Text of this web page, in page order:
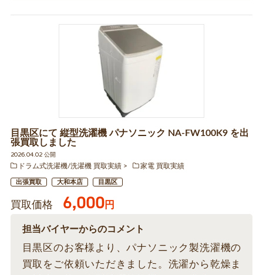
目黒区にて 縦型洗濯機 パナソニック NA-FW100K9 を出
張買取しました
2026.04.02 公開
ドラム式洗濯機/洗濯機 買取実績
家電 買取実績
出張買取 大和本店 目黒区
買取価格 6,000円
担当バイヤーからのコメント
目黒区のお客様より、パナソニック製洗濯機の
買取をご依頼いただきました。洗濯から乾燥ま